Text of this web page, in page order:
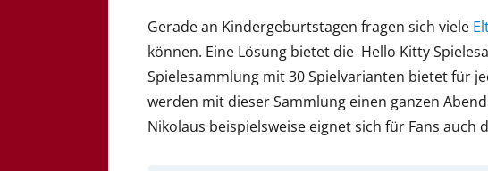
Gerade an Kindergeburtstagen fragen sich viele
können. Eine Lösung bietet die Hello Kitty
Spielesammlung mit 30 Spielvarianten bietet für
werden mit dieser Sammlung einen ganzen
Nikolaus beispielsweise eignet sich für Fans auch